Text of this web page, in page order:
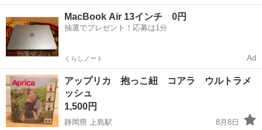
【サイズ】 マットレス縦：縦198cm、横：97cm、高さ：26cm （大
体です） フレームの高さ: 縦: 210センチ 横98:センチ 頭部の高
さ:72...
MacBook Air 13インチ 0円
抽選でプレゼント！応募は1分
くらしノート Ad
アップリカ 抱っこ紐 コアラ ウルトラメ
ッシュ
1,500円
静岡県 上島駅
8月8日